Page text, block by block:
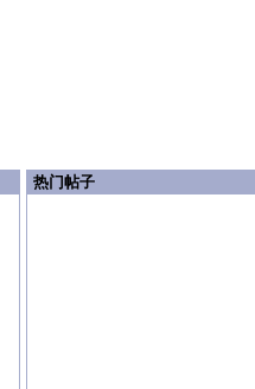
热门帖子